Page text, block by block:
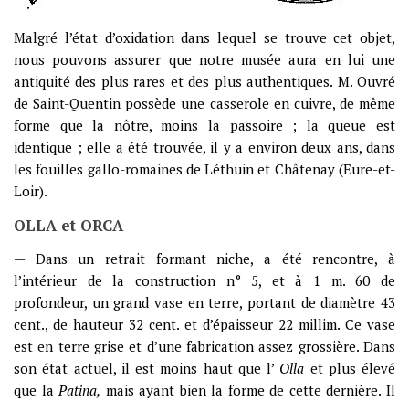
Malgré l’état d’oxidation dans lequel se trouve cet objet,
nous pouvons assurer que notre musée aura en lui une
antiquité des plus rares et des plus authentiques. M. Ouvré
de Saint-Quentin possède une casserole en cuivre, de même
forme que la nôtre, moins la passoire ; la queue est
identique ; elle a été trouvée, il y a environ deux ans, dans
les fouilles gallo-romaines de Léthuin et Châtenay (Eure-et-
Loir).
OLLA et ORCA
— Dans un retrait formant niche, a été rencontre, à
l’intérieur de la construction n° 5, et à 1 m. 60 de
profondeur, un grand vase en terre, portant de diamètre 43
cent., de hauteur 32 cent. et d’épaisseur 22 millim. Ce vase
est en terre grise et d’une fabrication assez grossière. Dans
son état actuel, il est moins haut que l’ Olla et plus élevé
que laPatina, mais ayant bien la forme de cette dernière. Il